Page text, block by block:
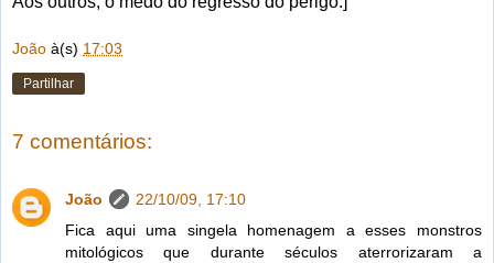
João à(s) 17:03
Partilhar
7 comentários:
João
22/10/09, 17:10
Fica aqui uma singela homenagem a esses monstros
mitológicos que durante séculos aterrorizaram a